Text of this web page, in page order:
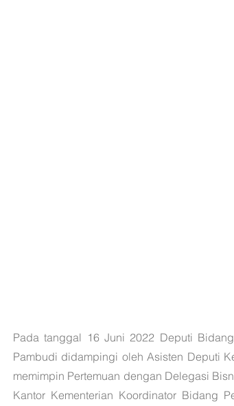
Pada tanggal 16 Juni 2022 Deputi
Pambudi didampingi oleh Asisten Deputi
memimpin Pertemuan dengan Delegasi
Kantor Kementerian Koordinator Bidang